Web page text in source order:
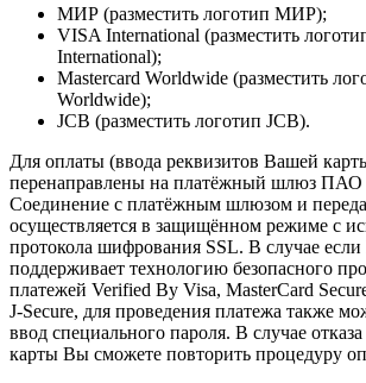
МИР (разместить логотип МИР);
VISA International (разместить
International);
Mastercard Worldwide (разместить
Worldwide);
JCB (разместить логотип JCB).
Для оплаты (ввода реквизитов Вашей
перенаправлены на платёжный шлюз
Соединение с платёжным шлюзом и
осуществляется в защищённом режиме с
протокола шифрования SSL. В случае
поддерживает технологию безопасного
платежей Verified By Visa, MasterCard
J-Secure, для проведения платежа также
ввод специального пароля. В случае
карты Вы сможете повторить процедуру